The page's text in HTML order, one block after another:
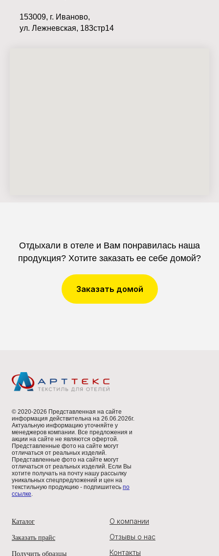
153009, г. Иваново,
ул. Лежневская, 183стр14
Отдыхали в отеле и Вам понравилась наша
продукция? Хотите заказать ее себе домой?
Заказать домой
© 2020-2026 Представленная на сайте
информация действительна на 26.06.2026г.
Актуальную информацию уточняйте у
менеджеров компании. Все предложения и
акции на сайте не являются офертой.
Представленные фото на сайте могут
отличаться от реальных изделий.
Представленные фото на сайте могут
отличаться от реальных изделий. Если Вы
хотите получать на почту нашу рассылку
уникальных спецпредложений и цен на
текстильную продукцию - подпишитесь по
ссылке
Каталог
Заказать прайс
Получить образцы
О компании
Отзывы о нас
Контакты